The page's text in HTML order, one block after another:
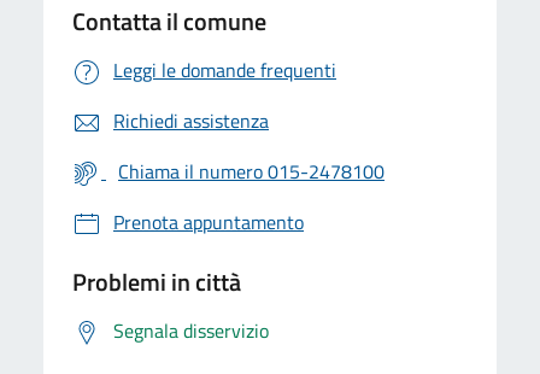
Contatta il comune
Leggi le domande frequenti
Richiedi assistenza
Chiama il numero 015-2478100
Prenota appuntamento
Problemi in città
Segnala disservizio